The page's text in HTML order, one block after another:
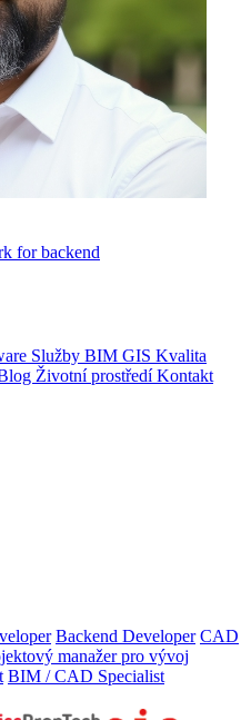
for backend
Služby BIM GIS Kvalita
Životní prostředíKontakt
Backend Developer CAD
manažer pro vývoj
BIM / CAD Specialist